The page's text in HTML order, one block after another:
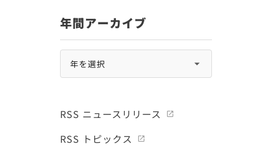
年間アーカイブ
RSS ニュースリリース
RSS トピックス